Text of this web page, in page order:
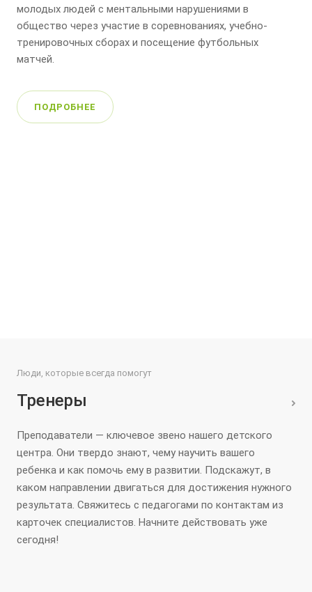
молодых людей с ментальными нарушениями в
общество через участие в соревнованиях, учебно-
тренировочных сборах и посещение футбольных
матчей.
ПОДРОБНЕЕ
Люди, которые всегда помогут
Тренеры
Преподаватели — ключевое звено нашего детского
центра. Они твердо знают, чему научить вашего
ребенка и как помочь ему в развитии. Подскажут, в
каком направлении двигаться для достижения нужного
результата. Свяжитесь с педагогами по контактам из
карточек специалистов. Начните действовать уже
сегодня!